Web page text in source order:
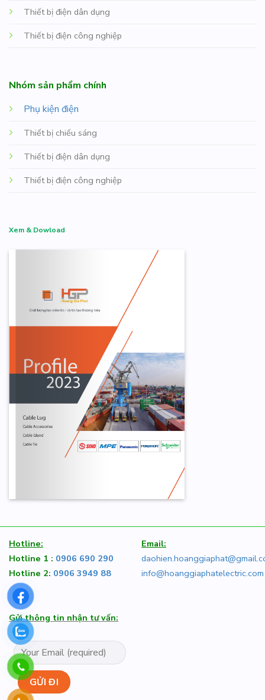
Thiết bị điện dân dụng
Thiết bị điện công nghiệp
Nhóm sản phẩm chính
Phụ kiện điện
Thiết bị chiếu sáng
Thiết bị điện dân dụng
Thiết bị điện công nghiệp
Xem & Dowload
Hotline:
Hotline 1 : 0906 690 290
Hotline 2: 0906 3949 88
Email:
info@hoanggiaphatelectric.com
Gửi thông tin nhận tư vấn: